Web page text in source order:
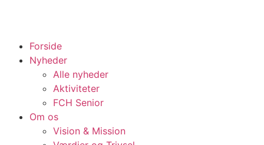
Forside
Nyheder
Alle nyheder
Aktiviteter
FCH Senior
Om os
Vision & Mission